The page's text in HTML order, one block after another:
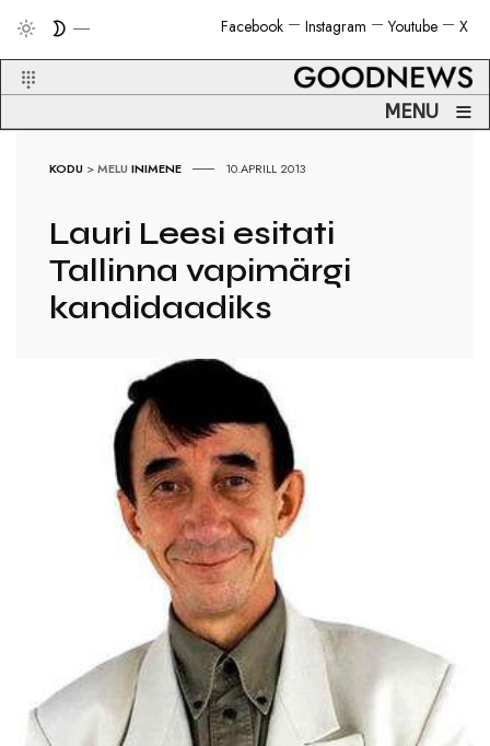
X
Youtube
Instagram
Facebook
MENU ≡
KODU >MELU INIMENE 10.APRILL 2013
Lauri Leesi esitati
Tallinna vapimärgi
kandidaadiks